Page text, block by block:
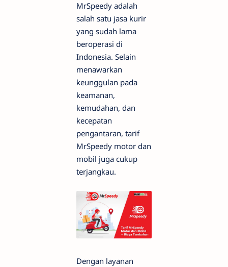
MrSpeedy adalah
salah satu jasa kurir
yang sudah lama
beroperasi di
Indonesia. Selain
menawarkan
keunggulan pada
keamanan,
kemudahan, dan
kecepatan
pengantaran, tarif
MrSpeedy motor dan
mobil juga cukup
terjangkau.
Dengan layanan